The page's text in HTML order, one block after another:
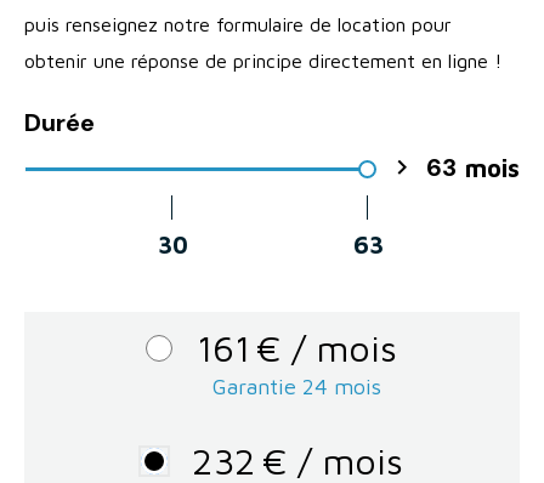
puis renseignez notre formulaire de location pour
obtenir une réponse de principe directement en ligne !
Durée
30 63
 63 mois
161 € / mois
Garantie 24 mois
232 € / mois